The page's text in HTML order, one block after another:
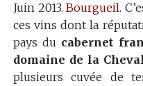
Juin 2013.Bourgueil.
ces vins dont la
pays du cabernet
domaine de la
plusieurs cuvée de